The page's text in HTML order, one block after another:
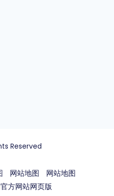
Reserved
网站地图
网站地图
方网站网页版